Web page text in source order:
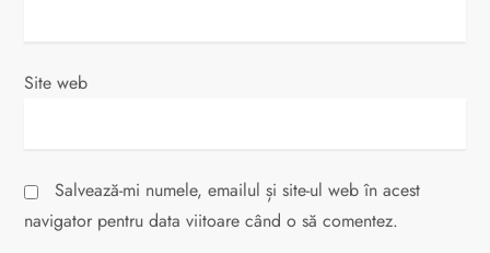
Site web
Salvează-mi numele, emailul și site-ul web în acest
navigator pentru data viitoare când o să comentez.